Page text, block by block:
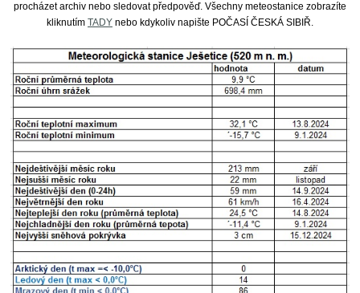
procházet archiv nebo sledovat předpověď. Všechny meteostanice zobrazíte
kliknutím TADYnebo kdykoliv napište POČASÍ ČESKÁ SIBIŘ.